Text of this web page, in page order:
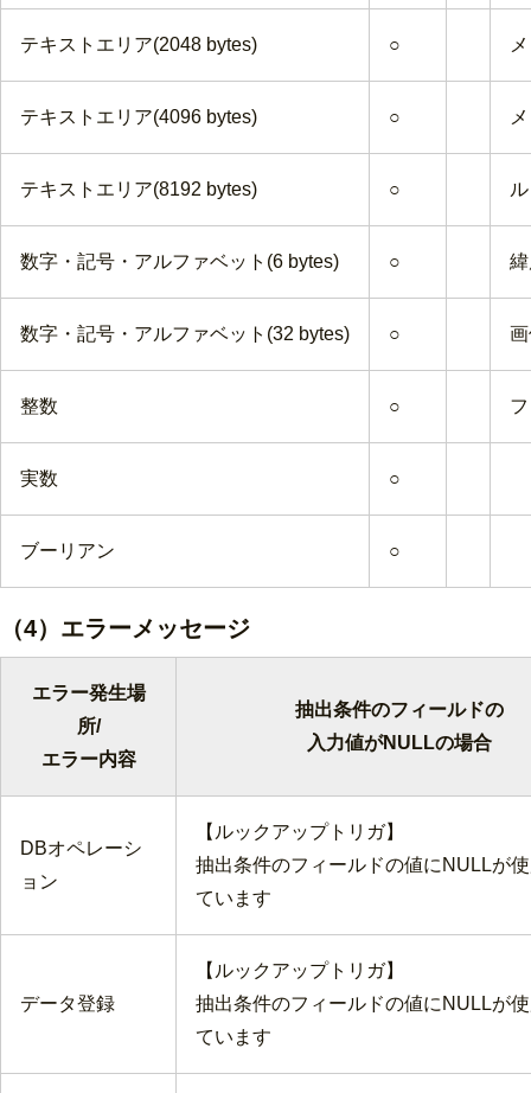
テキストエリア(2048 bytes) ○
テキストエリア(4096 bytes) ○
テキストエリア(8192 bytes) ○
数字・記号・アルファベット(6 bytes) ○
数字・記号・アルファベット(32 bytes) ○
整数 ○
実数 ○
ブーリアン ○
（4）エラーメッセージ
エラー発生場
所/
エラー内容
抽出条件のフィールドの
入力値がNULLの場合
DBオペレーシ
ョン
【ルックアップトリガ】
抽出条件のフィールドの値にNULLが
ています
データ登録
【ルックアップトリガ】
抽出条件のフィールドの値にNULLが
ています